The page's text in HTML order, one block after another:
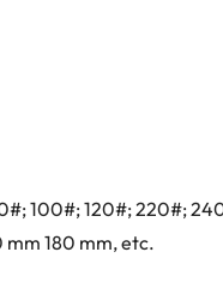
100#; 120#; 220#;
mm 180 mm, etc.